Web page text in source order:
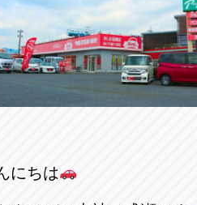
0568-25-
アップル
0566-43-
古屋市中之郷八反
南店
市立山町4-32-1
長間37-1
にちは